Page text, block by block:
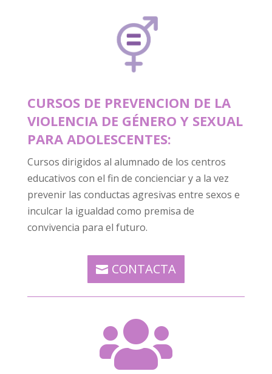
CURSOS DE PREVENCION DE LA
VIOLENCIA DE GÉNERO Y SEXUAL
PARA ADOLESCENTES:
Cursos dirigidos al alumnado de los centros
educativos con el fin de concienciar y a la vez
prevenir las conductas agresivas entre sexos e
inculcar la igualdad como premisa de
convivencia para el futuro.
CONTACTA
